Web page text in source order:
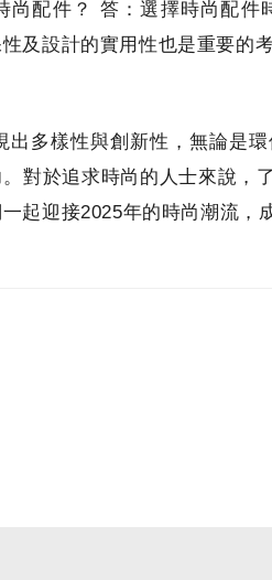
尚配件？ 答：選擇時尚配
及設計的實用性也是重要的考
出多樣性與創新性，無論是
對於追求時尚的人士來說，
起迎接2025年的時尚潮流，